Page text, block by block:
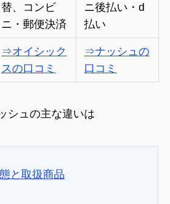
替、コンビ
ニ・郵便決済
ニ後払い・d
払い
⇒オイシック
スの口コミ
⇒ナッシュの
口コミ
シュの主な違いは
と取扱商品